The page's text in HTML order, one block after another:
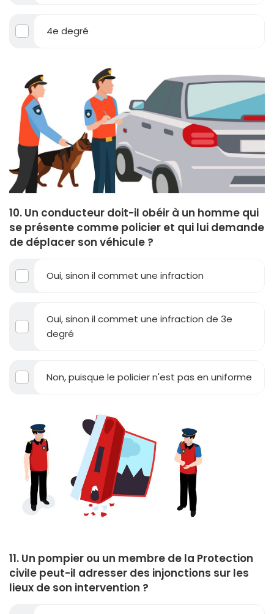
4e degré
10. Un conducteur doit-il obéir à un homme qui
se présente comme policier et qui lui demande
de déplacer son véhicule ?
Oui, sinon il commet une infraction
Oui, sinon il commet une infraction de 3e
degré
Non, puisque le policier n'est pas en uniforme
11. Un pompier ou un membre de la Protection
civile peut-il adresser des injonctions sur les
lieux de son intervention ?